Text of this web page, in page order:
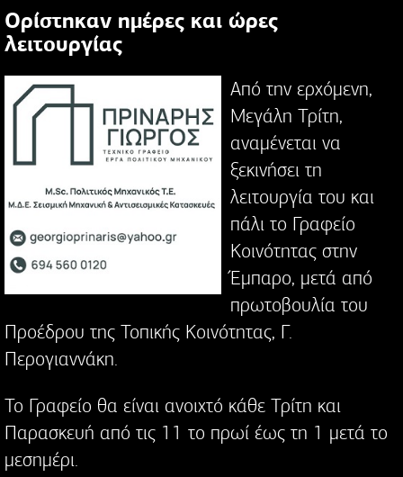
Ορίστηκαν ημέρες και ώρες
λειτουργίας
Από την ερχόμενη,
Μεγάλη Τρίτη,
αναμένεται να
ξεκινήσει τη
λειτουργία του και
πάλι το Γραφείο
Κοινότητας στην
Έμπαρο, μετά από
πρωτοβουλία του
Προέδρου της Τοπικής Κοινότητας, Γ.
Περογιαννάκη.
Το Γραφείο θα είναι ανοιχτό κάθε Τρίτη και
Παρασκευή από τις 11 το πρωί έως τη 1 μετά το
μεσημέρι.